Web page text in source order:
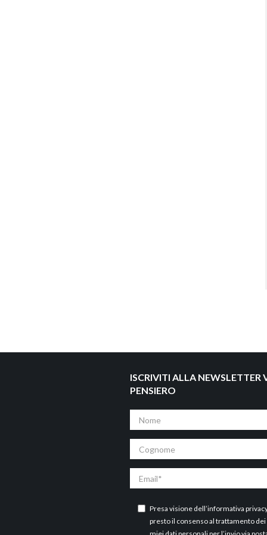
ISCRIVITI ALLA NEWSLETTER
PENSIERO
Presa visione dell’informativa privacy
presto il consenso al trattamento dei